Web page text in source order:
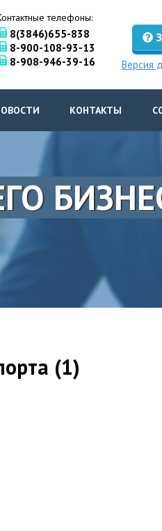
телефоны:
8(3846)655-838
8-900-108-93-13
8-908-946-39-16
Версия
КОНТАКТЫ
(1)